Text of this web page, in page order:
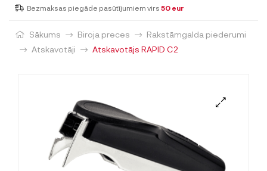
Bezmaksas piegāde pasūtījumiem virs 50 eur
Sākums Biroja preces
Rakstāmgalda piederumi
Atskavotāji
Atskavotājs RAPID C2